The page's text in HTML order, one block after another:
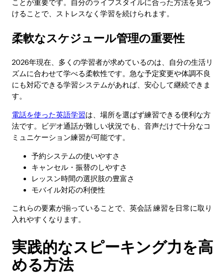
ことが重要です。自分のライフスタイルに合った方法を見つ
けることで、ストレスなく学習を続けられます。
柔軟なスケジュール管理の重要性
2026年現在、多くの学習者が求めているのは、自分の生活リ
ズムに合わせて学べる柔軟性です。急な予定変更や体調不良
にも対応できる学習システムがあれば、安心して継続できま
す。
電話を使った英語学習は、場所を選ばず練習できる便利な方
法です。ビデオ通話が難しい状況でも、音声だけで十分なコ
ミュニケーション練習が可能です。
予約システムの使いやすさ
キャンセル・振替のしやすさ
レッスン時間の選択肢の豊富さ
モバイル対応の利便性
これらの要素が揃っていることで、英会話 練習を日常に取り
入れやすくなります。
実践的なスピーキング力を高
める方法